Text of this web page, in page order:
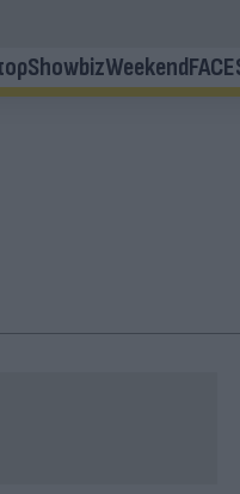
ShowbizWeekend